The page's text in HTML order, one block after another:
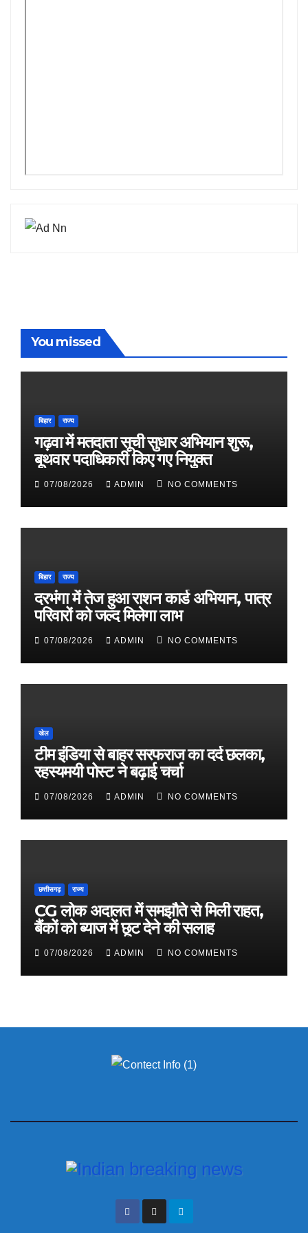
You missed
बिहार राज्य
गढ़वा में मतदाता सूची सुधार अभियान शुरू,
बूथवार पदाधिकारी किए गए नियुक्त
07/08/2026 ADMIN NO COMMENTS
बिहार राज्य
दरभंगा में तेज हुआ राशन कार्ड अभियान, पात्र
परिवारों को जल्द मिलेगा लाभ
07/08/2026 ADMIN NO COMMENTS
खेल
टीम इंडिया से बाहर सरफराज का दर्द छलका,
रहस्यमयी पोस्ट ने बढ़ाई चर्चा
07/08/2026 ADMIN NO COMMENTS
छत्तीसगढ़ राज्य
CG लोक अदालत में समझौते से मिली राहत,
बैंकों को ब्याज में छूट देने की सलाह
07/08/2026 ADMIN NO COMMENTS